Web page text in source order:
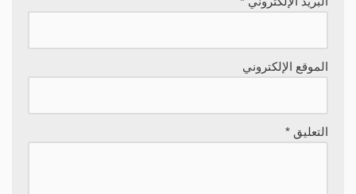
الموقع الإلكتروني
التعليق *